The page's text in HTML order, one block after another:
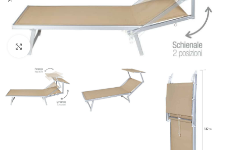
Click to enlarge